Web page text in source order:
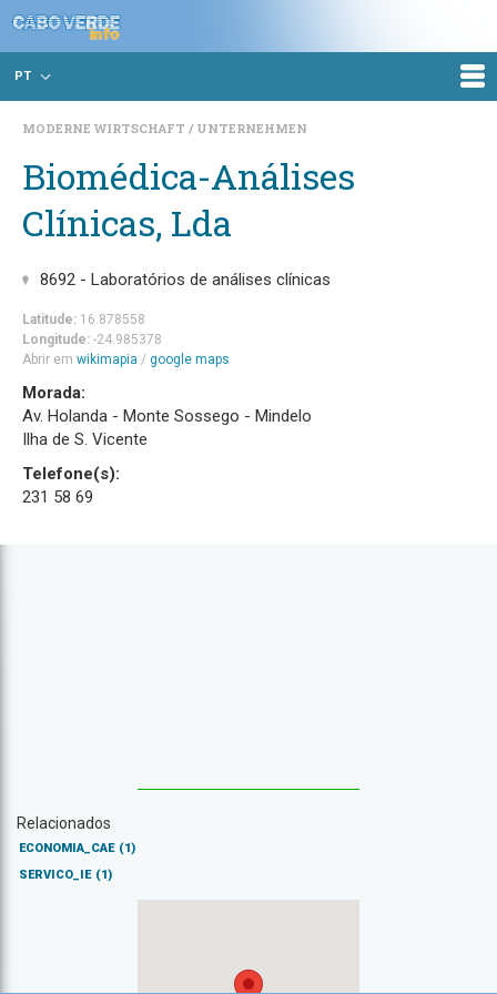
PT
MODERNE WIRTSCHAFT UNTERNEHMEN
Biomédica-Análises
Clínicas, Lda
8692 - Laboratórios de análises clínicas
Latitude: 16.878558
Longitude: -24.985378
Abrir em wikimapia / google maps
Morada:
Av. Holanda - Monte Sossego - Mindelo
Ilha de S. Vicente
Telefone(s):
231 58 69
Relacionados
ECONOMIA_CAE (1)
SERVICO_IE (1)